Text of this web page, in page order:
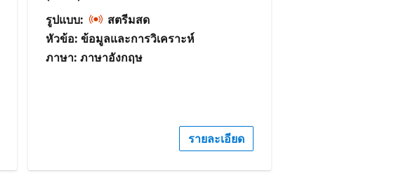
รูปแบบ:
สตรีมสด
หัวข้อ: ข้อมูลและการวิเคราะห์
ภาษา: ภาษาอังกฤษ
รายละเอียด